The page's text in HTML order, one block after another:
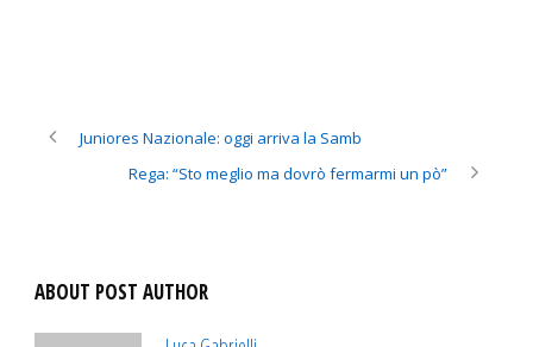
Juniores Nazionale: oggi arriva la Samb
Rega: “Sto meglio ma dovrò fermarmi un pò”
ABOUT POST AUTHOR